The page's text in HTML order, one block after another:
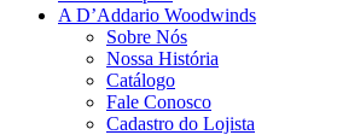
A D’Addario Woodwinds
Sobre Nós
Nossa História
Catálogo
Fale Conosco
Cadastro do Lojista